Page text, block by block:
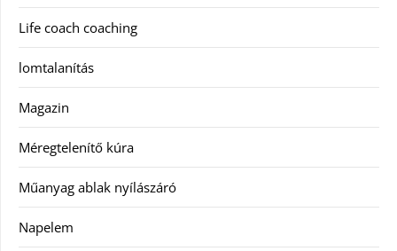
Life coach coaching
lomtalanítás
Magazin
Méregtelenítő kúra
Műanyag ablak nyílászáró
Napelem